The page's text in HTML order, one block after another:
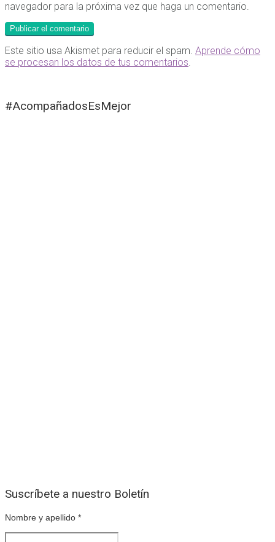
navegador para la próxima vez que haga un comentario.
Este sitio usa Akismet para reducir el spam. Aprende cómo
se procesan los datos de tus comentarios
#AcompañadosEsMejor
Suscríbete a nuestro Boletín
Nombre y apellido *